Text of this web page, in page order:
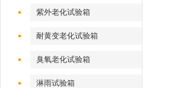
紫外老化试验箱
耐黄变老化试验箱
臭氧老化试验箱
淋雨试验箱